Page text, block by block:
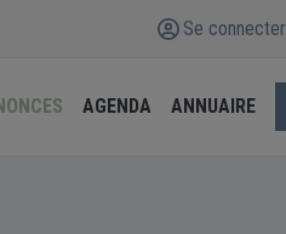
Se connecter
AGENDA ANNUAIRE